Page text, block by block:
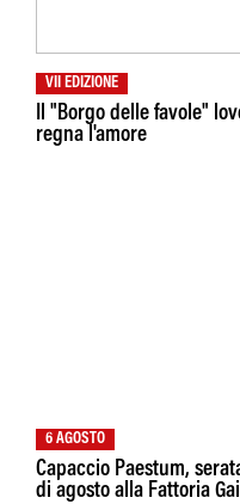
VII EDIZIONE
Il "Borgo delle favole"
regna l'amore
6 AGOSTO
Capaccio Paestum,
di agosto alla Fattoria